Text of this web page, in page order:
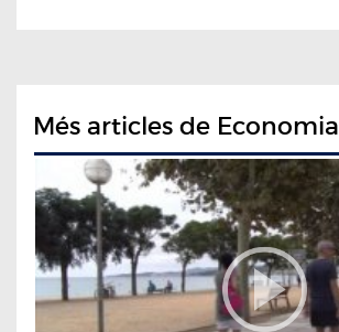
Més articles de Economia